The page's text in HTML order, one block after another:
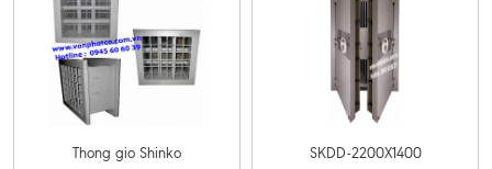
Thong gio Shinko
SKDD-2200X1400